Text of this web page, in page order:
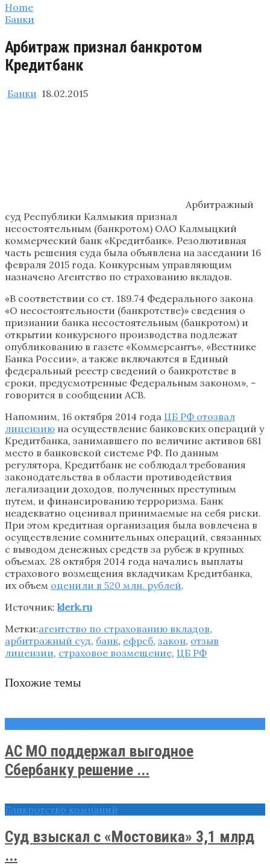
Home
Банки
Арбитраж признал банкротом
Кредитбанк
Банки 18.02.2015
Арбитражный
суд Республики Калмыкия признал
несостоятельным (банкротом) ОАО Калмыцкий
коммерческий банк «Кредитбанк». Резолютивная
часть решения суда была объявлена на заседании 16
февраля 2015 года. Конкурсным управляющим
назначено Агентство по страхованию вкладов.
«В соответствии со ст. 189.74 Федерального закона
«О несостоятельности (банкротстве)» сведения о
признании банка несостоятельным (банкротом) и
открытии конкурсного производства подлежат
опубликованию в газете «Коммерсантъ», «Вестнике
Банка России», а также включаются в Единый
федеральный реестр сведений о банкротстве в
сроки, предусмотренные Федеральным законом», –
говорится в сообщении АСВ.
Напомним, 16 октября 2014 года ЦБ РФ отозвал
лицензию на осуществление банковских операций у
Кредитбанка, занимавшего по величине активов 681
место в банковской системе РФ. По данным
регулятора, Кредитбанк не соблюдал требования
законодательства в области противодействия
легализации доходов, полученных преступным
путем, и финансированию терроризма. Банк
неадекватно оценивал принимаемые на себя риски.
При этом кредитная организация была вовлечена в
осуществление сомнительных операций, связанных
с выводом денежных средств за рубеж в крупных
объемах. 28 октября 2014 года начались выплаты
страхового возмещения вкладчикам Кредитбанка,
их объем оценили в 520 млн. рублей.
Источник: klerk.ru
Метки:агентство по страхованию вкладов,
арбитражный суд, банк, ефрсб, закон, отзыв
лицензии, страховое возмещение, ЦБ РФ
Похожие темы
АС МО поддержал выгодное
Сбербанку решение ...
Банкротство компаний
Cуд взыскал с «Мостовика» 3,1 млрд
...